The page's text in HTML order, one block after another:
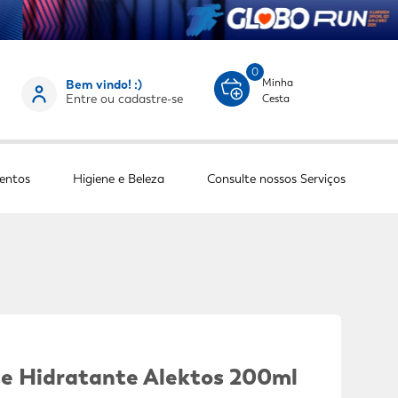
Bem vindo! :)
Entre ou cadastre-se
0
Minha
Cesta
Higiene e Beleza Consulte nossos Serviços
Hidratante Alektos 200ml